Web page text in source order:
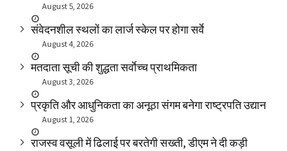
August 5, 2026
संवेदनशील स्थलों का लार्ज स्केल पर होगा सर्वे
August 4, 2026
मतदाता सूची की शुद्धता सर्वाेच्च प्राथमिकता
August 3, 2026
प्रकृति और आधुनिकता का अनूठा संगम बनेगा राष्ट्रपति उद्यान
August 1, 2026
राजस्व वसूली में ढिलाई पर बरतेगी सख्ती, डीएम ने दी कड़ी